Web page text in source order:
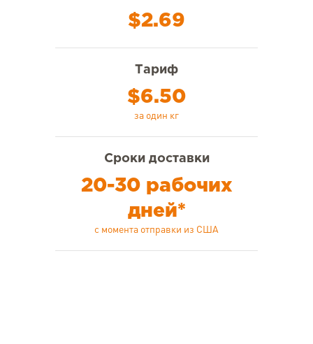
$2.69
Тариф
$6.50
за один кг
Сроки доставки
20-30 рабочих
дней*
с момента отправки из США